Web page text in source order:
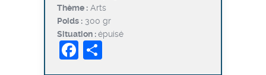
Thème : Arts
Poids : 300 gr
Situation :épuisé
Facebook